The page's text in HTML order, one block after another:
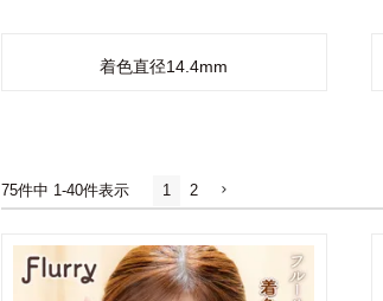
着色直径14.4mm
75件中 1 -40件表示 1 2